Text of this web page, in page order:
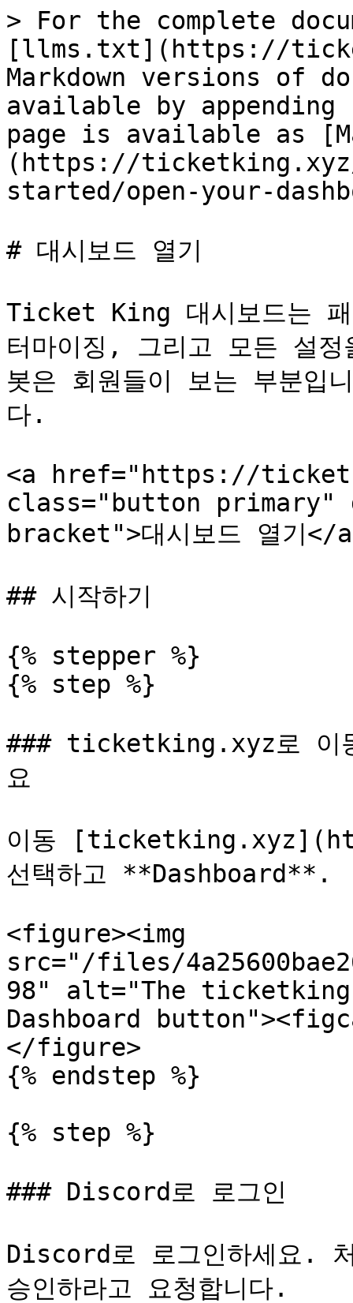
> For the complete
[llms.txt](https://
Markdown versions of
available by
page is available as
(https://
started/open-your-
# 대시보드 열기
Ticket King 대시보드는
터마이징, 그리고 모든 설
봇은 회원들이 보는 부분입
다.
<a href="https://
class="button
bracket">대시보드 열기</
## 시작하기
{% stepper %}
{% step %}
### ticketking.xyz로 이동
요
이동
선택하고 **Dashboard**.
<figure><img
src="/files/
98" alt="The
Dashboard
</figure>
{% endstep %}
{% step %}
### Discord로 로그인
Discord로 로그인하세요.
승인하라고 요청합니다.